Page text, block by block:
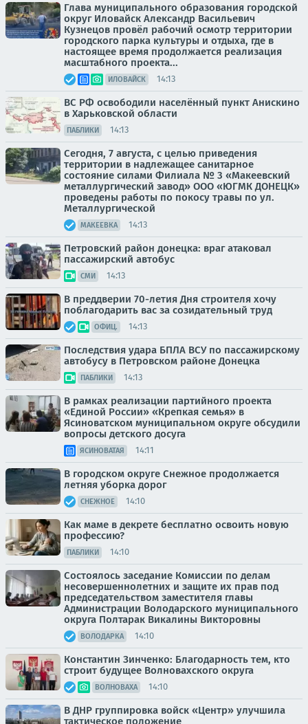
Глава муниципального образования городской
округ Иловайск Александр Васильевич
Кузнецов провёл рабочий осмотр территории
городского парка культуры и отдыха, где в
настоящее время продолжается реализация
масштабного проекта...
ИЛОВАЙСК 14:13
ВС РФ освободили населённый пункт Анискино
в Харьковской области
ПАБЛИКИ 14:13
Сегодня, 7 августа, с целью приведения
территории в надлежащее санитарное
состояние силами Филиала № 3 «Макеевский
металлургический завод» ООО «ЮГМК ДОНЕЦК»
проведены работы по покосу травы по ул.
Металлургической
МАКЕЕВКА 14:13
Петровский район донецка: враг атаковал
пассажирский автобус
СМИ 14:13
В преддверии 70-летия Дня строителя хочу
поблагодарить вас за созидательный труд
ОФИЦ. 14:13
Последствия удара БПЛА ВСУ по пассажирскому
автобусу в Петровском районе Донецка
ПАБЛИКИ 14:13
В рамках реализации партийного проекта
«Единой России» «Крепкая семья» в
Ясиноватском муниципальном округе обсудили
вопросы детского досуга
ЯСИНОВАТАЯ 14:11
В городском округе Снежное продолжается
летняя уборка дорог
СНЕЖНОЕ 14:10
Как маме в декрете бесплатно освоить новую
профессию?
ПАБЛИКИ 14:10
Состоялось заседание Комиссии по делам
несовершеннолетних и защите их прав под
председательством заместителя главы
Администрации Володарского муниципального
округа Полтарак Викалины Викторовны
ВОЛОДАРКА 14:10
Константин Зинченко: Благодарность тем, кто
строит будущее Волновахского округа
ВОЛНОВАХА 14:10
В ДНР группировка войск «Центр» улучшила
тактическое положение